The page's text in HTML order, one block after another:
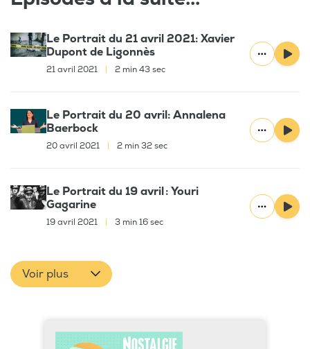
Le Portrait du 21 avril 2021: Xavier
Dupont de Ligonnès
21 avril 2021 2 min 43 sec
Le Portrait du 20 avril: Annalena
Baerbock
20 avril 2021 2 min 32 sec
Le Portrait du 19 avril : Youri
Gagarine
19 avril 2021 3 min 16 sec
Voir plus